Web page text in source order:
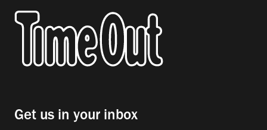
Get us in your inbox